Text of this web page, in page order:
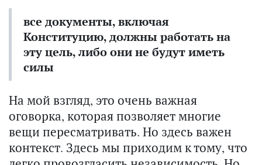
все документы, включая
Конституцию, должны работать на
эту цель, либо они не будут иметь
силы
На мой взгляд, это очень важная
оговорка, которая позволяет многие
вещи пересматривать. Но здесь важен
контекст. Здесь мы приходим к тому, что